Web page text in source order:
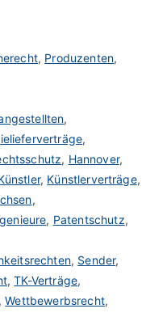
, Produzenten,
,
,
, Hannover,
, Künstlerverträge,
,
, Patentschutz,
, Sender,
,TK-Verträge,
,Wettbewerbsrecht,